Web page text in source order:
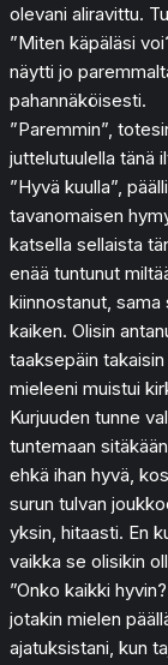
olevani aliravittu.
”Miten käpäläsi
näytti jo
pahannäköisesti.
”Paremmin”,
juttelutuulella tänä
”Hyvä kuulla”,
tavanomaisen
katsella sellaista
enää tuntunut
kiinnostanut,
kaiken. Olisin
taaksepäin
mieleeni muistui
Kurjuuden tunne
tuntemaan
ehkä ihan hyvä,
surun tulvan
yksin, hitaasti. En
vaikka se olisikin
”Onko kaikki
jotakin mielen
ajatuksistani, kun